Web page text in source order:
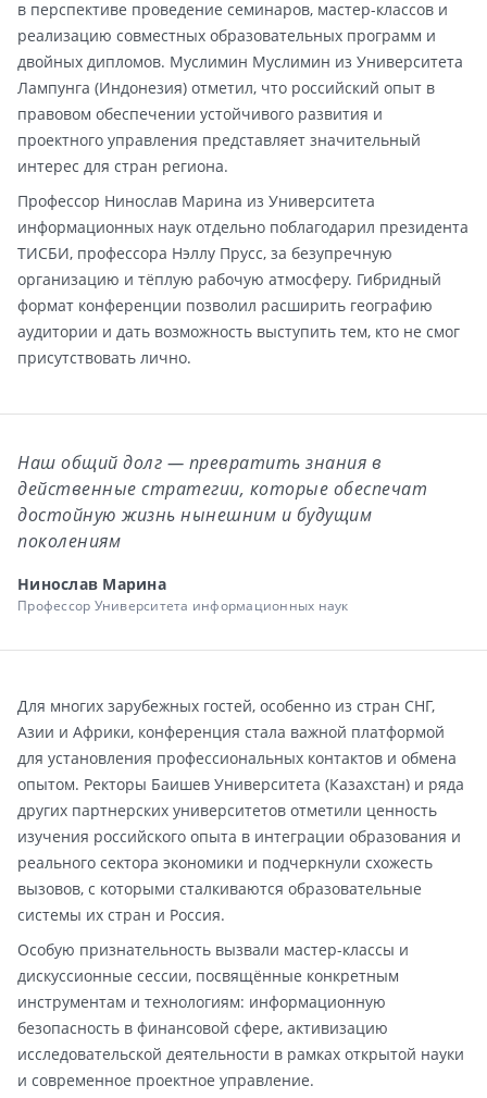
в перспективе проведение семинаров, мастер-классов и
реализацию совместных образовательных программ и
двойных дипломов. Муслимин Муслимин из Университета
Лампунга (Индонезия) отметил, что российский опыт в
правовом обеспечении устойчивого развития и
проектного управления представляет значительный
интерес для стран региона.
Профессор Нинослав Марина из Университета
информационных наук отдельно поблагодарил президента
ТИСБИ, профессора Нэллу Прусс, за безупречную
организацию и тёплую рабочую атмосферу. Гибридный
формат конференции позволил расширить географию
аудитории и дать возможность выступить тем, кто не смог
присутствовать лично.
Наш общий долг — превратить знания в
действенные стратегии, которые обеспечат
достойную жизнь нынешним и будущим
поколениям
Нинослав Марина
Профессор Университета информационных наук
Для многих зарубежных гостей, особенно из стран СНГ,
Азии и Африки, конференция стала важной платформой
для установления профессиональных контактов и обмена
опытом. Ректоры Баишев Университета (Казахстан) и ряда
других партнерских университетов отметили ценность
изучения российского опыта в интеграции образования и
реального сектора экономики и подчеркнули схожесть
вызовов, с которыми сталкиваются образовательные
системы их стран и Россия.
Особую признательность вызвали мастер-классы и
дискуссионные сессии, посвящённые конкретным
инструментам и технологиям: информационную
безопасность в финансовой сфере, активизацию
исследовательской деятельности в рамках открытой науки
и современное проектное управление.